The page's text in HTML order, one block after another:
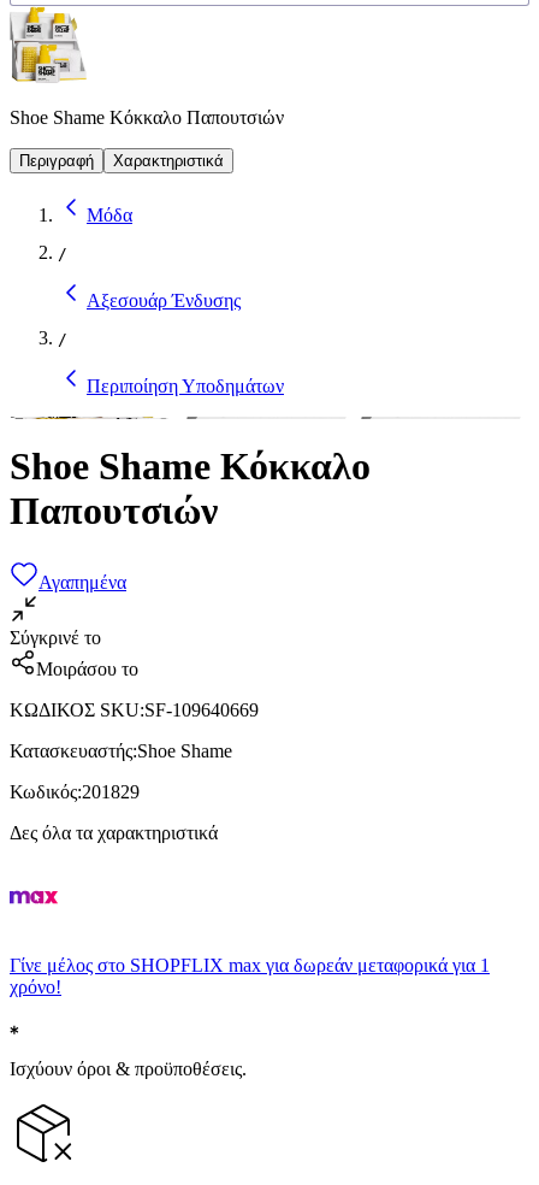
Shoe Shame Κόκκαλο Παπουτσιών
Περιγραφή Χαρακτηριστικά
Μόδα
/
Αξεσουάρ Ένδυσης
/
Περιποίηση Υποδημάτων
Shoe Shame Κόκκαλο
Παπουτσιών
Αγαπημένα
Σύγκρινέ το
Μοιράσου το
ΚΩΔΙΚΟΣ SKU:SF-109640669
Κατασκευαστής:Shoe Shame
Κωδικός:201829
Δες όλα τα χαρακτηριστικά
Γίνε μέλος στο SHOPFLIX max για δωρεάν μεταφορικά για 1
χρόνο!
Ισχύουν όροι & προϋποθέσεις.